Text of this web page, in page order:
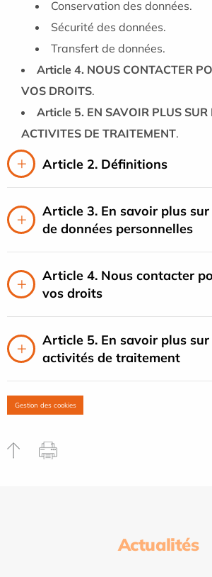
Conservation des données.
Sécurité des données.
Transfert de données.
Article 4. NOUS CONTACTER
VOS DROITS.
Article 5. EN SAVOIR PLUS SUR
ACTIVITES DE TRAITEMENT.
Article 2. Définitions
Article 3. En savoir plus
de données personnelles
Article 4. Nous contacter
vos droits
Article 5. En savoir plus
activités de traitement
Gestion des cookies
Actualités